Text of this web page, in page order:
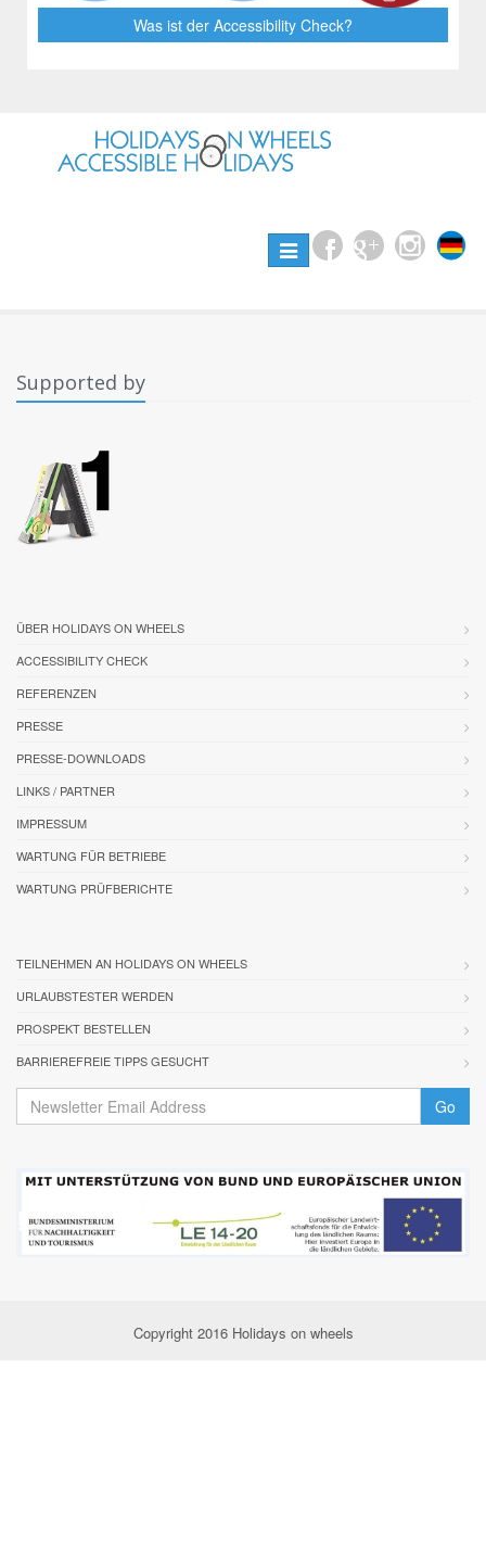
Was ist der Accessibility Check?
Toggle
navigation
Supported by
ÜBER HOLIDAYS ON WHEELS
ACCESSIBILITY CHECK
REFERENZEN
PRESSE
PRESSE-DOWNLOADS
LINKS / PARTNER
IMPRESSUM
WARTUNG FÜR BETRIEBE
WARTUNG PRÜFBERICHTE
TEILNEHMEN AN HOLIDAYS ON WHEELS
URLAUBSTESTER WERDEN
PROSPEKT BESTELLEN
BARRIEREFREIE TIPPS GESUCHT
Go
Copyright 2016 Holidays on wheels